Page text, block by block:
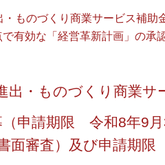
・ものづくり商業サービス補助
有効な「経営革新計画」の承
出・ものづくり商業サ
（申請期限 令和8年9
面審査）及び申請期限